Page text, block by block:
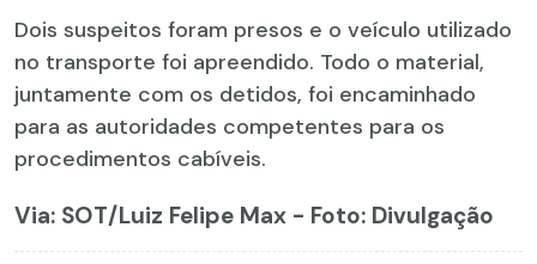
Dois suspeitos foram presos e o veículo utilizado
no transporte foi apreendido. Todo o material,
juntamente com os detidos, foi encaminhado
para as autoridades competentes para os
procedimentos cabíveis.
Via: SOT/Luiz Felipe Max - Foto: Divulgação